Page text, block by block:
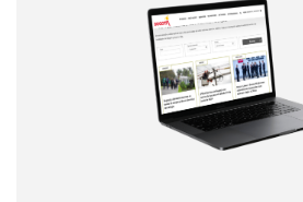
Correo electrónico
Tipo de comentario